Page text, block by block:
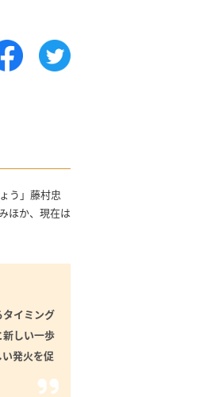
う」藤村忠
ほか、現在は
イミング
しい一歩
発火を促